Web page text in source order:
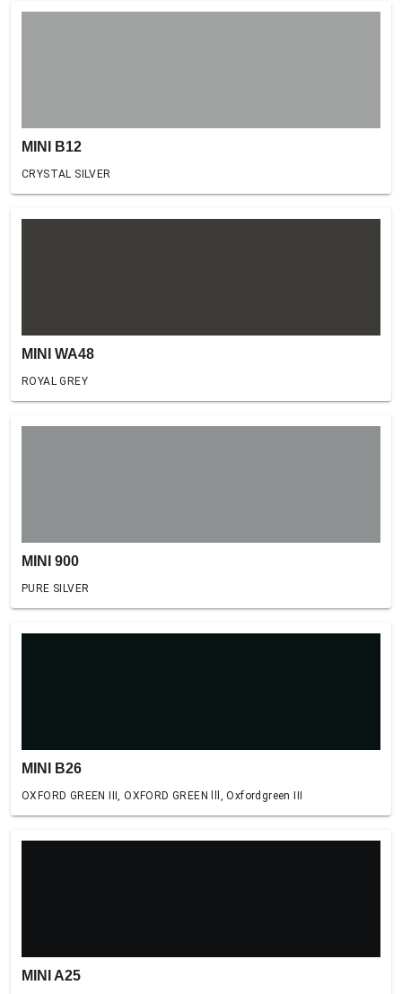
MINI B12
CRYSTAL SILVER
MINI WA48
ROYAL GREY
MINI 900
PURE SILVER
MINI B26
OXFORD GREEN III, OXFORD GREEN lll, Oxfordgreen III
MINI A25